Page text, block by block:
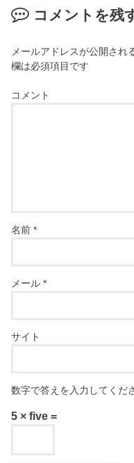
コメントを残
メールアドレスが公開され
欄は必須項目です
コメント
名前*
メール*
サイト
数字で答えを入力してくだ
5 × five =